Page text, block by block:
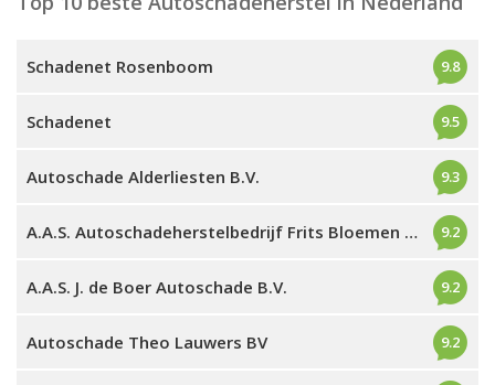
Schadenet Rosenboom 9.8
Schadenet 9.5
Autoschade Alderliesten B.V. 9.3
A.A.S. Autoschadeherstelbedrijf Frits Bloemen B.V. 9.2
A.A.S. J. de Boer Autoschade B.V. 9.2
Autoschade Theo Lauwers BV 9.2